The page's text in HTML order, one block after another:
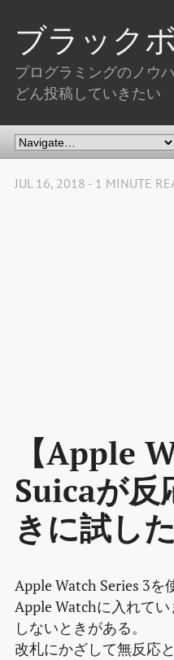
ブラック
プログラミングのノウ
どん投稿していきたい
JUL 16, 2018 - 1 MINUTE
【Apple
Suicaが反
きに試し
Apple Watch Series 3を
Apple Watchに入れて
しないときがある。
改札にかざして無反応